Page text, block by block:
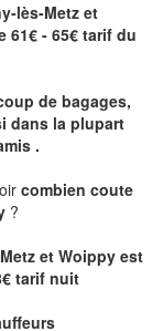
lès-Metz et
61€ - 65€ tarif du
de bagages,
dans la plupart
.
combien coute
?
et Woippy est
tarif nuit